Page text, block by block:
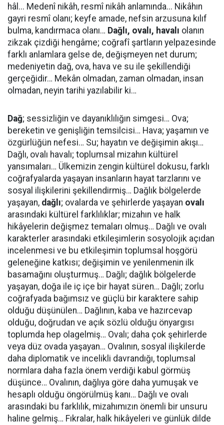
hâl... Medenî nikâh, resmî nikâh anlamında... Nikâhın
gayri resmî olanı; keyfe amade, nefsin arzusuna kılıf
bulma, kandırmaca olanı… Dağlı, ovalı, havalı olanın
zikzak çizdiği hengâme; coğrafî şartların yelpazesinde
farklı anlamlara gelse de, değişmeyen net durum;
medeniyetin dağ, ova, hava ve su ile şekillendiği
gerçeğidir… Mekân olmadan, zaman olmadan, insan
olmadan, neyin tarihi yazılabilir ki…
Dağ; sessizliğin ve dayanıklılığın simgesi… Ova;
bereketin ve genişliğin temsilcisi… Hava; yaşamın ve
özgürlüğün nefesi… Su; hayatın ve değişimin akışı…
Dağlı, ovalı havalı; toplumsal mizahın kültürel
yansımaları… Ülkemizin zengin kültürel dokusu, farklı
coğrafyalarda yaşayan insanların hayat tarzlarını ve
sosyal ilişkilerini şekillendirmiş… Dağlık bölgelerde
yaşayan, dağlı; ovalarda ve şehirlerde yaşayan ovalı
arasındaki kültürel farklılıklar; mizahın ve halk
hikâyelerin değişmez temaları olmuş… Dağlı ve ovalı
karakterler arasındaki etkileşimlerin sosyolojik açıdan
incelenmesi ve bu etkileşimin toplumsal hoşgörü
geleneğine katkısı; değişimin ve yenilenmenin ilk
basamağını oluşturmuş… Dağlı; dağlık bölgelerde
yaşayan, doğa ile iç içe bir hayat süren… Dağlı; zorlu
coğrafyada bağımsız ve güçlü bir karaktere sahip
olduğu düşünülen… Dağlının, kaba ve hazırcevap
olduğu, doğrudan ve açık sözlü olduğu önyargısı
toplumda hep olagelmiş… Ovalı; daha çok şehirlerde
veya düz ovada yaşayan… Ovalının, sosyal ilişkilerde
daha diplomatik ve incelikli davrandığı, toplumsal
normlara daha fazla önem verdiği kabul görmüş
düşünce… Ovalının, dağlıya göre daha yumuşak ve
hesaplı olduğu öngörülmüş kanı… Dağlı ve ovalı
arasındaki bu farklılık, mizahımızın önemli bir unsuru
haline gelmiş… Fıkralar, halk hikâyeleri ve günlük dilde